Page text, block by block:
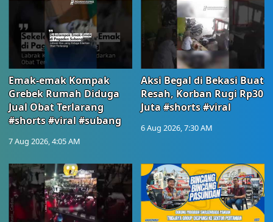
Emak-emak Kompak
Grebek Rumah Diduga
Jual Obat Terlarang
#shorts #viral #subang
7 Aug 2026, 4:05 AM
Aksi Begal di Bekasi Buat
Resah, Korban Rugi Rp30
Juta #shorts #viral
6 Aug 2026, 7:30 AM